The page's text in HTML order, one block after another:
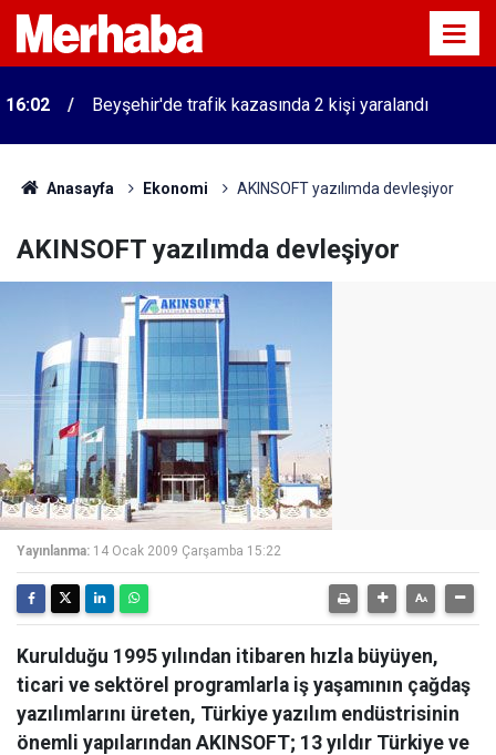
16:02 Beyşehir'de trafik kazasında 2 kişi yaralandı
Anasayfa Ekonomi AKINSOFT yazılımda devleşiyor
AKINSOFT yazılımda devleşiyor
Yayınlanma: 14 Ocak 2009 Çarşamba 15:22
Kurulduğu 1995 yılından itibaren hızla büyüyen,
ticari ve sektörel programlarla iş yaşamının çağdaş
yazılımlarını üreten, Türkiye yazılım endüstrisinin
önemli yapılarından AKINSOFT; 13 yıldır Türkiye ve